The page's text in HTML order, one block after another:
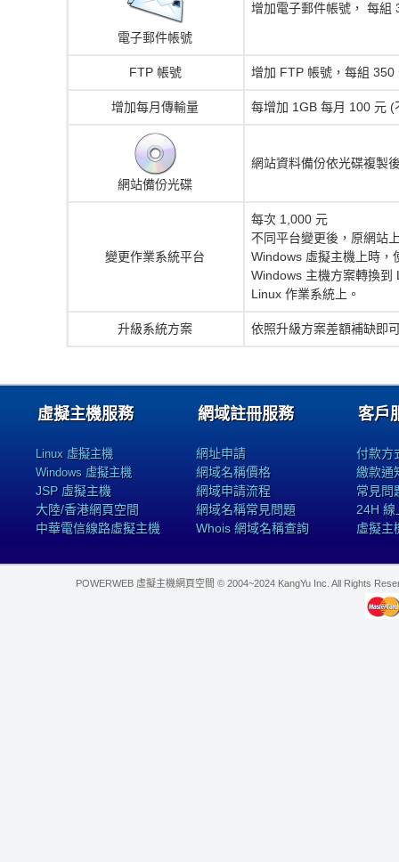
電子郵件帳號
增加電子郵件帳號， 每組
FTP 帳號 增加 FTP 帳號，每組 350
增加每月傳輸量 每增加 1GB 每月 100 元
網站備份光碟
網站資料備份依光碟複製
變更作業系統平台
每次 1,000 元
不同平台變更後，原網站
Windows 虛擬主機上時，
Windows 主機方案轉換到
Linux 作業系統上。
升級系統方案 依照升級方案差額補缺即
虛擬主機服務
Linux 虛擬主機
Windows 虛擬主機
JSP 虛擬主機
大陸/香港網頁空間
中華電信線路虛擬主機
網域註冊服務
網址申請
網域名稱價格
網域申請流程
網域名稱常見問題
Whois 網域名稱查詢
客戶
付款方
繳款通
常見問
24H 線
虛擬主
POWERWEB 虛擬主機網頁空間 © 2004~2024 KangYu Inc. All Rights